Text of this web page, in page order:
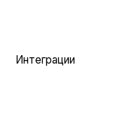
Интеграции